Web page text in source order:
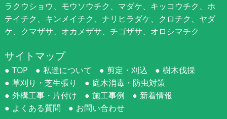
ラクウショウ、モウソウチク、マダケ、キッコウチク、ホ
テイチク、キンメイチク、ナリヒラダケ、クロチク、ヤダ
ケ、クマザサ、オカメザサ、チゴザサ、オロシマチク
サイトマップ
TOP 私達について 剪定・刈込
樹木伐採
草刈り・芝生張り
庭木消毒・防虫対策
外構工事・片付け
施工事例
新着情報
よくある質問
お問い合わせ